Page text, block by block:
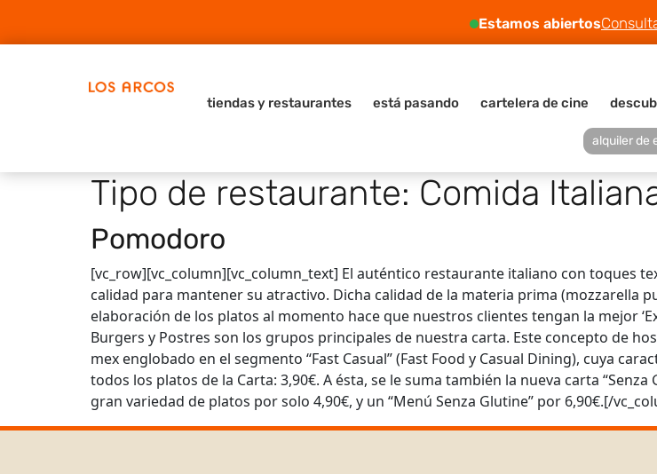
Estamos abiertos
tiendas y restaurantes está pasando cartelera de cine
alquiler de
Tipo de restaurante: Comida
Pomodoro
[vc_row][vc_column][vc_column_text] El auténtico restaurante italiano con toques
calidad para mantener su atractivo. Dicha calidad de la materia prima (mozzarella
elaboración de los platos al momento hace que nuestros clientes tengan la mejor
Burgers y Postres son los grupos principales de nuestra carta. Este concepto de
mex englobado en el segmento “Fast Casual” (Fast Food y Casual Dining), cuya
todos los platos de la Carta: 3,90€. A ésta, se le suma también la nueva carta
gran variedad de platos por solo 4,90€, y un “Menú Senza Glutine” por 6,90€.[/